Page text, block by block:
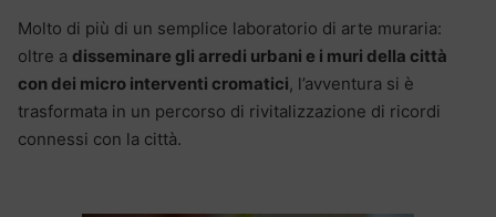
Molto di più di un semplice laboratorio di arte muraria:
oltre a disseminare gli arredi urbani e i muri della città
con dei micro interventi cromatici, l’avventura si è
trasformata in un percorso di rivitalizzazione di ricordi
connessi con la città.